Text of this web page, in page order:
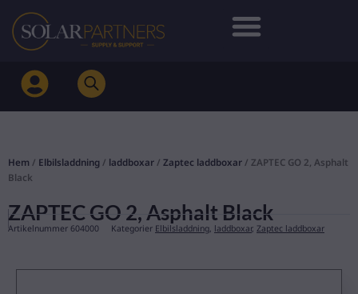
Hoppa
innehåll
Hem / Elbilsladdning / laddboxar / Zaptec laddboxar / ZAPTEC GO 2, Asphalt
Black
ZAPTEC GO 2, Asphalt Black
Artikelnummer 604000 Kategorier Elbilsladdning, laddboxar, Zaptec laddboxar